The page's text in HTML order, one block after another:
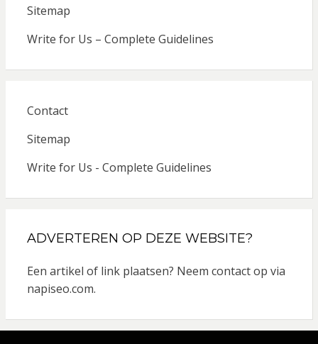
Sitemap
Write for Us – Complete Guidelines
Contact
Sitemap
Write for Us - Complete Guidelines
ADVERTEREN OP DEZE WEBSITE?
Een artikel of link plaatsen? Neem contact op via
napiseo.com.